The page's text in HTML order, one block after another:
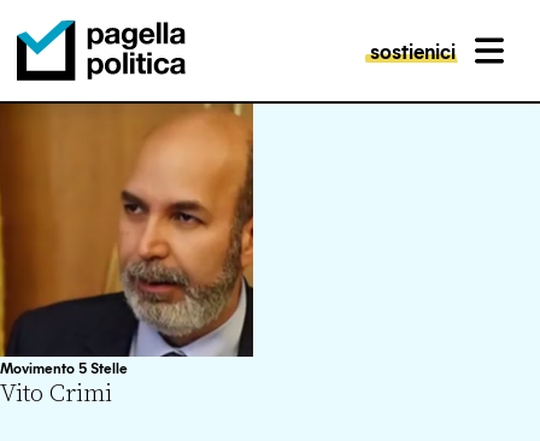
Pagella Politica Logo
sostienici MENU
Movimento 5 Stelle
Vito Crimi